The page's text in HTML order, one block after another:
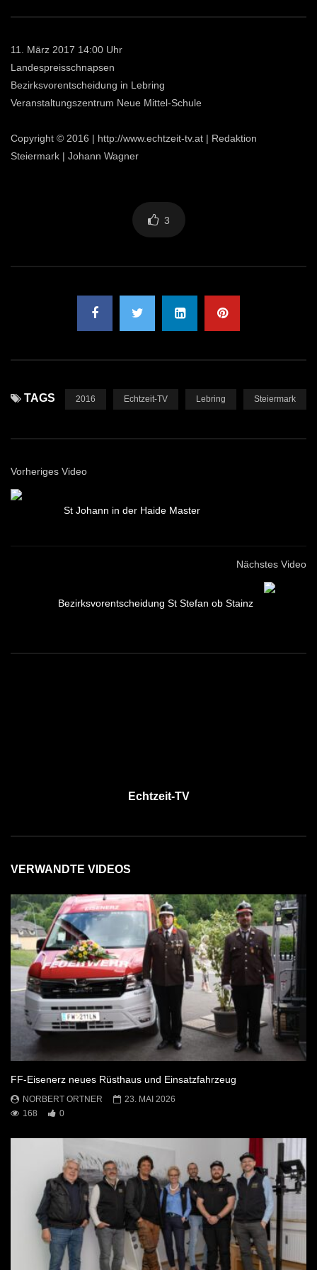
11. März 2017 14:00 Uhr
Landespreisschnapsen
Bezirksvorentscheidung in Lebring
Veranstaltungszentrum Neue Mittel-Schule
Copyright © 2016 | http://www.echtzeit-tv.at | Redaktion
Steiermark | Johann Wagner
3
TAGS 2016 Echtzeit-TV Lebring Steiermark
Vorheriges Video
St Johann in der Haide Master
Nächstes Video
Bezirksvorentscheidung St Stefan ob Stainz
Echtzeit-TV
VERWANDTE VIDEOS
FF-Eisenerz neues Rüsthaus und Einsatzfahrzeug
NORBERT ORTNER
23. MAI 2026
168
0